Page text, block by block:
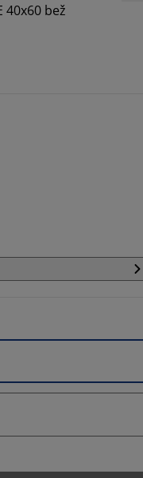
40x60 bež